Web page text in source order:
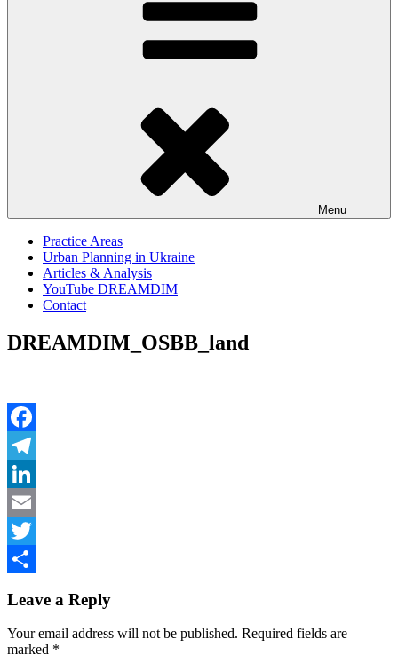
Menu
Practice Areas
Urban Planning in Ukraine
Articles & Analysis
YouTube DREAMDIM
Contact
DREAMDIM_OSBB_land
Facebook
Telegram
LinkedIn
Email
Twitter
Leave a Reply
Your email address will not be published. Required fields are
marked *